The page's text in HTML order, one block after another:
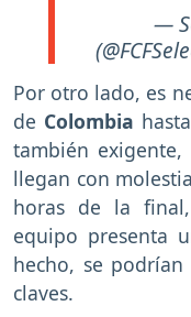
—
Por otro lado, es
de Colombia
también
llegan con
horas de la
equipo presenta
hecho, se
claves.